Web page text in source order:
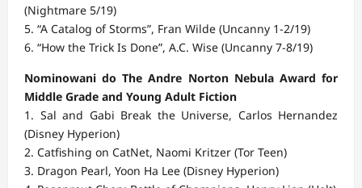
(Nightmare 5/19)
5. “A Catalog of Storms”, Fran Wilde (Uncanny 1-2/19)
6. “How the Trick Is Done”, A.C. Wise (Uncanny 7-8/19)
Nominowani do The Andre Norton Nebula Award for
Middle Grade and Young Adult Fiction
1. Sal and Gabi Break the Universe, Carlos Hernandez
(Disney Hyperion)
2. Catfishing on CatNet, Naomi Kritzer (Tor Teen)
3. Dragon Pearl, Yoon Ha Lee (Disney Hyperion)